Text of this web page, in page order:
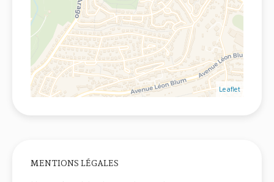
Leaflet
MENTIONS LÉGALES